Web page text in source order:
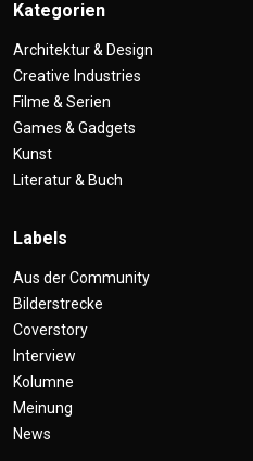
Kategorien
Architektur & Design
Creative Industries
Filme & Serien
Games & Gadgets
Kunst
Literatur & Buch
Labels
Aus der Community
Bilderstrecke
Coverstory
Interview
Kolumne
Meinung
News